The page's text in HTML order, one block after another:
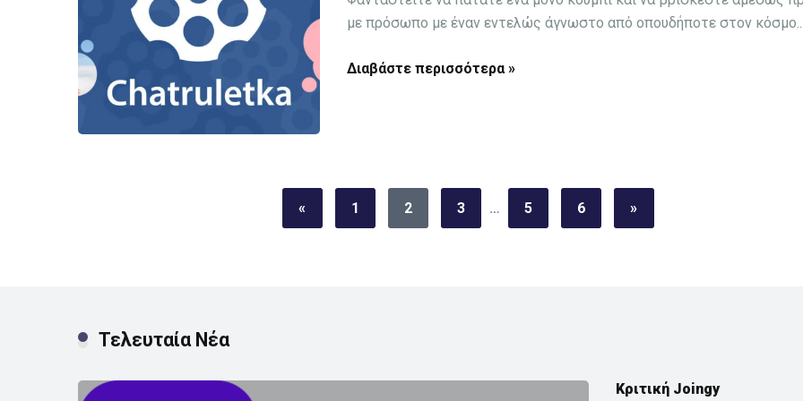
με πρόσωπο με έναν εντελώς άγνωστο από οπουδήποτε στον
Διαβάστε περισσότερα »
« 1 2 3 … 5 6 »
Τελευταία Νέα
Κριτική Joingy